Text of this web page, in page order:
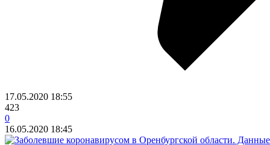
17.05.2020 18:55
423
0
16.05.2020 18:45